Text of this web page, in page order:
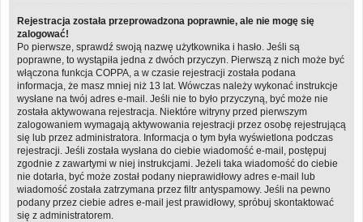
Rejestracja została przeprowadzona poprawnie, ale nie mogę się
zalogować!
Po pierwsze, sprawdź swoją nazwę użytkownika i hasło. Jeśli są
poprawne, to wystąpiła jedna z dwóch przyczyn. Pierwszą z nich może być
włączona funkcja COPPA, a w czasie rejestracji została podana
informacja, że masz mniej niż 13 lat. Wówczas należy wykonać instrukcje
wysłane na twój adres e-mail. Jeśli nie to było przyczyną, być może nie
została aktywowana rejestracja. Niektóre witryny przed pierwszym
zalogowaniem wymagają aktywowania rejestracji przez osobę rejestrującą
się lub przez administratora. Informacja o tym była wyświetlona podczas
rejestracji. Jeśli została wysłana do ciebie wiadomość e-mail, postępuj
zgodnie z zawartymi w niej instrukcjami. Jeżeli taka wiadomość do ciebie
nie dotarła, być może został podany nieprawidłowy adres e-mail lub
wiadomość została zatrzymana przez filtr antyspamowy. Jeśli na pewno
podany przez ciebie adres e-mail jest prawidłowy, spróbuj skontaktować
się z administratorem.